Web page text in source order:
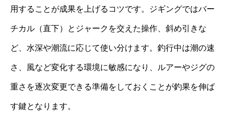
用することが成果を上げるコツです。ジギングではバー
チカル（直下）とジャークを交えた操作、斜め引きな
ど、水深や潮流に応じて使い分けます。釣行中は潮の速
さ、風など変化する環境に敏感になり、ルアーやジグの
重さを逐次変更できる準備をしておくことが釣果を伸ば
す鍵となります。